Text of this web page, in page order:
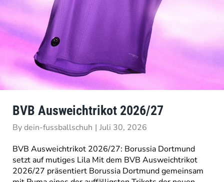
BVB Ausweichtrikot 2026/27
Bydein-fussballschuh | Juli 30, 2026
BVB Ausweichtrikot 2026/27: Borussia Dortmund
setzt auf mutiges Lila Mit dem BVB Ausweichtrikot
2026/27 präsentiert Borussia Dortmund gemeinsam